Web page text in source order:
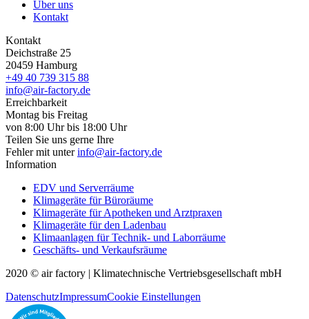
Über uns
Kontakt
Kontakt
Deichstraße 25
20459 Hamburg
+49 40 739 315 88
info@air-factory.de
Erreichbarkeit
Montag bis Freitag
von 8:00 Uhr bis 18:00 Uhr
Teilen Sie uns gerne Ihre
Fehler mit unterinfo@air-factory.de
Information
EDV und Serverräume
Klimageräte für Büroräume
Klimageräte für Apotheken und Arztpraxen
Klimageräte für den Ladenbau
Klimaanlagen für Technik- und Laborräume
Geschäfts- und Verkaufsräume
2020 © air factory | Klimatechnische Vertriebsgesellschaft mbH
DatenschutzImpressumCookie Einstellungen